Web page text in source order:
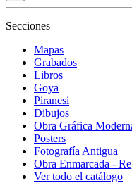
Secciones
Mapas
Grabados
Libros
Goya
Piranesi
Dibujos
Obra Gráfica
Posters
Fotografía Antigua
Obra Enmarcada -
Ver todo el catálogo